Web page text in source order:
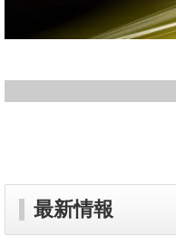
最新情報